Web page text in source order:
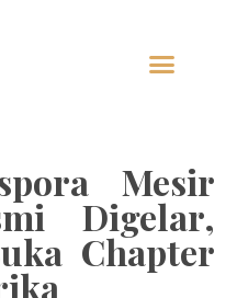
Mesir
Digelar,
Chapter